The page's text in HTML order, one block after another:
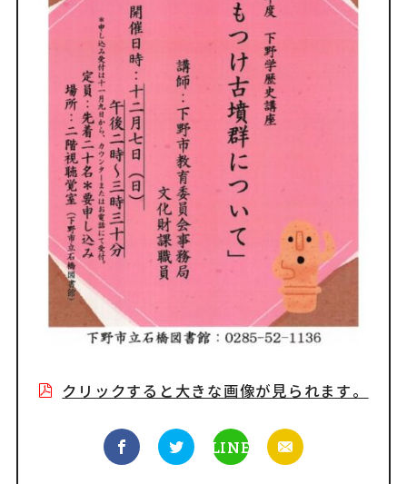
クリックすると大きな画像が見られます。
LINE